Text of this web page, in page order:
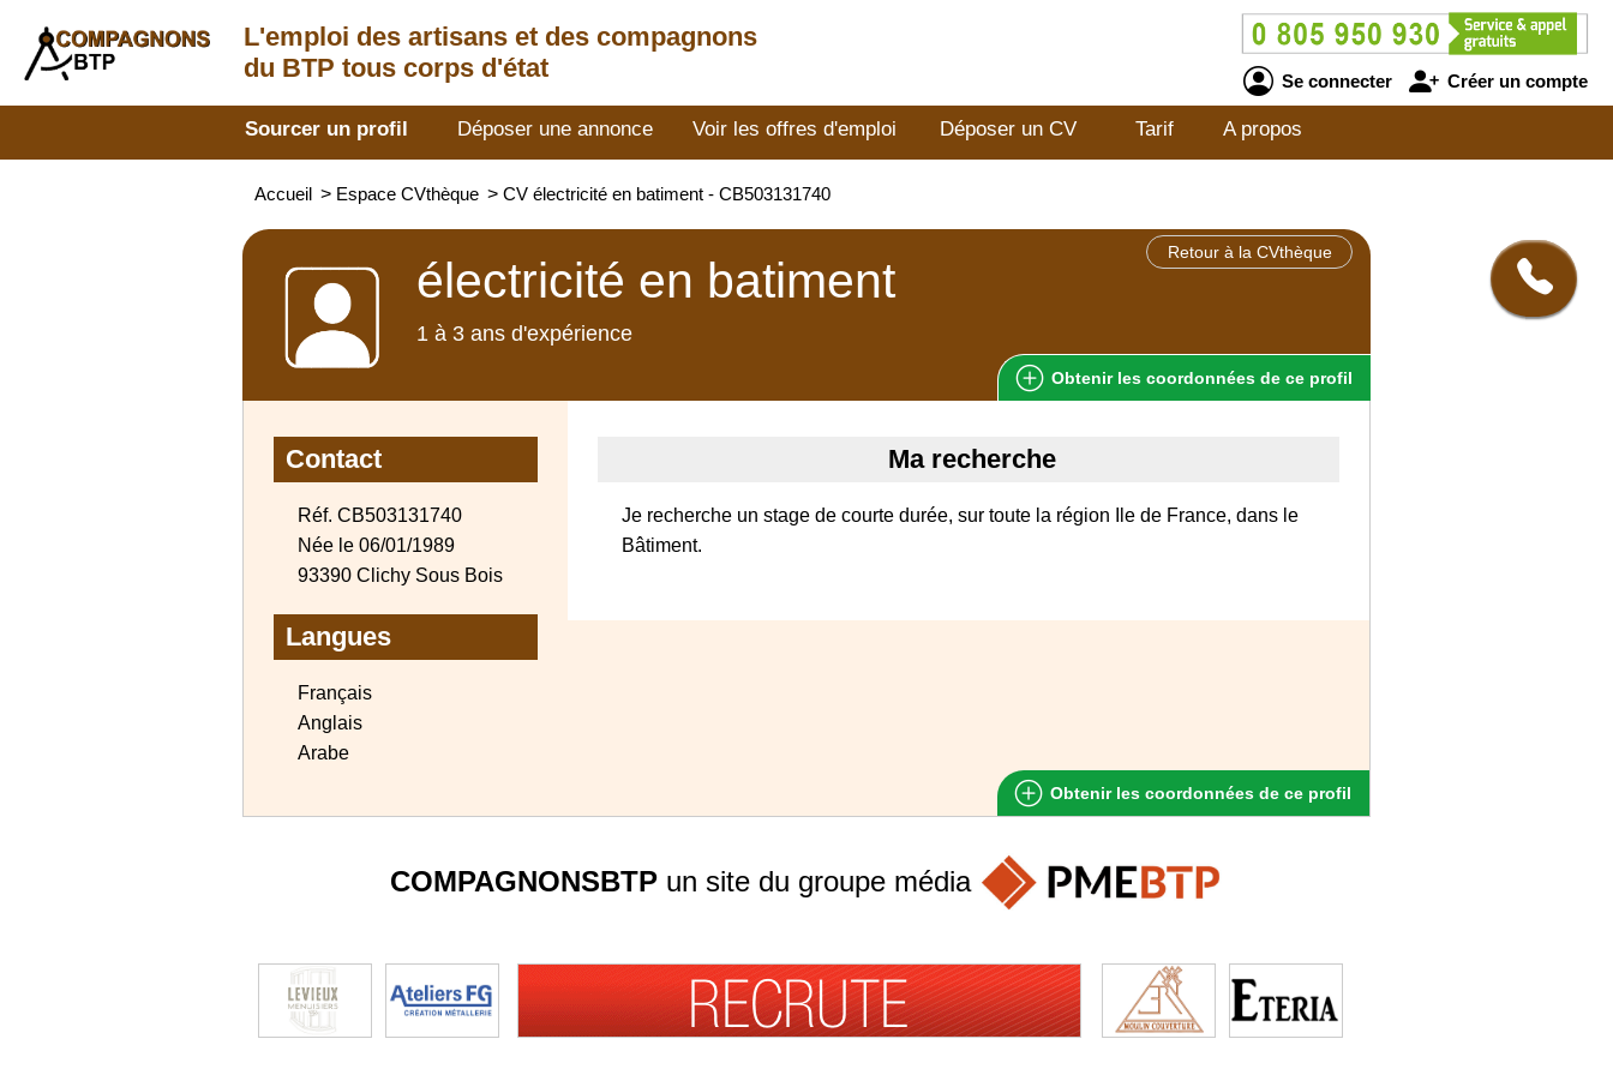
L'emploi des artisans et des compagnons
du BTP tous corps d'état
Se connecter Créer un compte
Sourcer un profil Déposer une annonce Voir les offres d'emploi Déposer un CV Tarif A propos
Accueil > Espace CVthèque > CV électricité en batiment - CB503131740
Retour à la CVthèque
électricité en batiment
1 à 3 ans d'expérience
Obtenir les coordonnées de ce profil
Contact
Réf. CB503131740
Née le 06/01/1989
93390 Clichy Sous Bois
Langues
Français
Anglais
Arabe
Ma recherche
Je recherche un stage de courte durée, sur toute la région Ile de France, dans le
Bâtiment.
Obtenir les coordonnées de ce profil
COMPAGNONSBTP un site du groupe média